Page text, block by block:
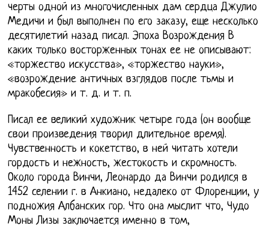
черты одной из многочисленных дам сердца Джулио
Медичи и был выполнен по его заказу, еще несколько
десятилетий назад писал. Эпоха Возрождения В
каких только восторженных тонах ее не описывают:
«торжество искусства», «торжество науки»,
«возрождение античных взглядов после тьмы и
мракобесия» и т. д. и т. п.
Писал ее великий художник четыре года (он вообще
свои произведения творил длительное время).
Чувственность и кокетство, в ней читать хотели
гордость и нежность, жестокость и скромность.
Около города Винчи, Леонардо да Винчи родился в
1452 селении г. в Анкиано, недалеко от Флоренции, у
подножия Албанских гор. Что она мыслит что, Чудо
Моны Лизы заключается именно в том,